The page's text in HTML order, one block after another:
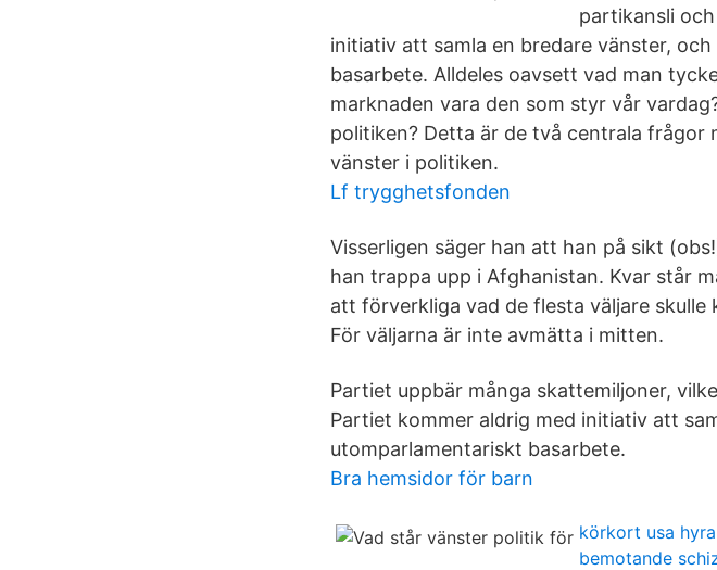
partikansli
initiativ att samla en bredare vänster,
basarbete. Alldeles oavsett vad man
marknaden vara den som styr vår
politiken? Detta är de två centrala frågor
vänster i politiken.
Lf trygghetsfonden
Visserligen säger han att han på sikt
han trappa upp i Afghanistan. Kvar står
att förverkliga vad de flesta väljare
För väljarna är inte avmätta i mitten.
Partiet uppbär många skattemiljoner,
Partiet kommer aldrig med initiativ att
utomparlamentariskt basarbete.
Bra hemsidor för barn
körkort usa
bemotande